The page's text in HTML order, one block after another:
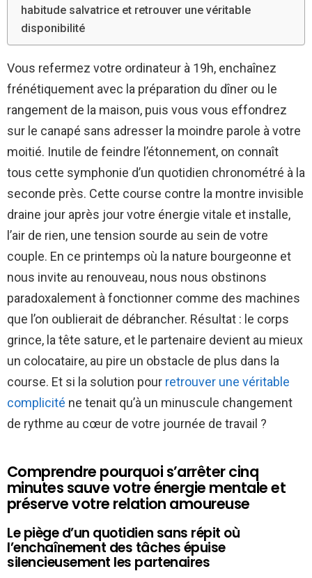
habitude salvatrice et retrouver une véritable
disponibilité
Vous refermez votre ordinateur à 19h, enchaînez
frénétiquement avec la préparation du dîner ou le
rangement de la maison, puis vous vous effondrez
sur le canapé sans adresser la moindre parole à votre
moitié. Inutile de feindre l’étonnement, on connaît
tous cette symphonie d’un quotidien chronométré à la
seconde près. Cette course contre la montre invisible
draine jour après jour votre énergie vitale et installe,
l’air de rien, une tension sourde au sein de votre
couple. En ce printemps où la nature bourgeonne et
nous invite au renouveau, nous nous obstinons
paradoxalement à fonctionner comme des machines
que l’on oublierait de débrancher. Résultat : le corps
grince, la tête sature, et le partenaire devient au mieux
un colocataire, au pire un obstacle de plus dans la
course. Et si la solution pour retrouver une véritable
complicité ne tenait qu’à un minuscule changement
de rythme au cœur de votre journée de travail ?
Comprendre pourquoi s’arrêter cinq
minutes sauve votre énergie mentale et
préserve votre relation amoureuse
Le piège d’un quotidien sans répit où
l’enchaînement des tâches épuise
silencieusement les partenaires